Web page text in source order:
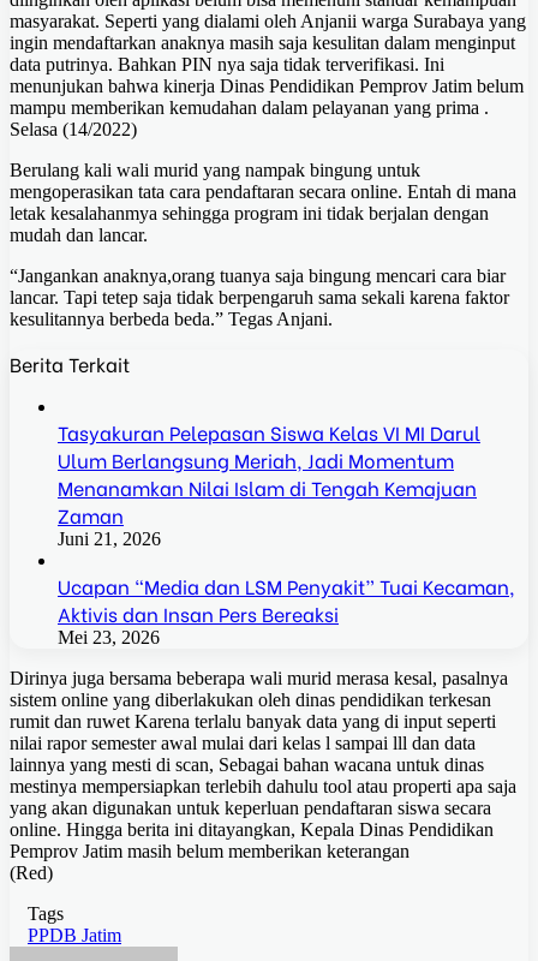
masyarakat. Seperti yang dialami oleh Anjanii warga Surabaya yang
ingin mendaftarkan anaknya masih saja kesulitan dalam menginput
data putrinya. Bahkan PIN nya saja tidak terverifikasi. Ini
menunjukan bahwa kinerja Dinas Pendidikan Pemprov Jatim belum
mampu memberikan kemudahan dalam pelayanan yang prima .
Selasa (14/2022)
Berulang kali wali murid yang nampak bingung untuk
mengoperasikan tata cara pendaftaran secara online. Entah di mana
letak kesalahanmya sehingga program ini tidak berjalan dengan
mudah dan lancar.
“Jangankan anaknya,orang tuanya saja bingung mencari cara biar
lancar. Tapi tetep saja tidak berpengaruh sama sekali karena faktor
kesulitannya berbeda beda.” Tegas Anjani.
Berita Terkait
Tasyakuran Pelepasan Siswa Kelas VI MI Darul
Ulum Berlangsung Meriah, Jadi Momentum
Menanamkan Nilai Islam di Tengah Kemajuan
Zaman
Juni 21, 2026
Ucapan “Media dan LSM Penyakit” Tuai Kecaman,
Aktivis dan Insan Pers Bereaksi
Mei 23, 2026
Dirinya juga bersama beberapa wali murid merasa kesal, pasalnya
sistem online yang diberlakukan oleh dinas pendidikan terkesan
rumit dan ruwet Karena terlalu banyak data yang di input seperti
nilai rapor semester awal mulai dari kelas l sampai lll dan data
lainnya yang mesti di scan, Sebagai bahan wacana untuk dinas
mestinya mempersiapkan terlebih dahulu tool atau properti apa saja
yang akan digunakan untuk keperluan pendaftaran siswa secara
online. Hingga berita ini ditayangkan, Kepala Dinas Pendidikan
Pemprov Jatim masih belum memberikan keterangan
(Red)
Tags
PPDB Jatim